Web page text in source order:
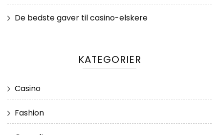
De bedste gaver til casino-elskere
KATEGORIER
Casino
Fashion